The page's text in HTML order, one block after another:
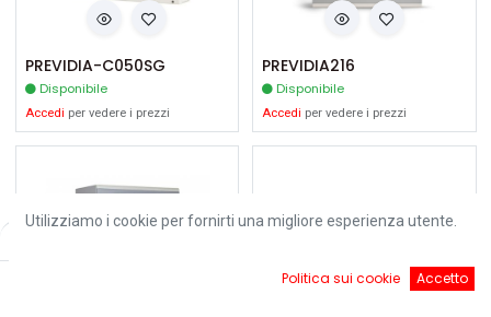
PREVIDIA-C050SG
Disponibile
Accedi per vedere i prezzi
PREVIDIA216
Disponibile
Accedi per vedere i prezzi
Utilizziamo i cookie per fornirti una migliore esperienza utente.
Politica sui cookie Accetto